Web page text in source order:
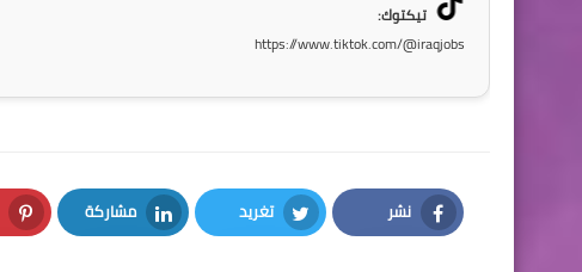
تيكتوك:
https://www.tiktok.com/@iraqjobs
نشر
Facebook
تغريد
Twitter
مشاركة
LinkedIn